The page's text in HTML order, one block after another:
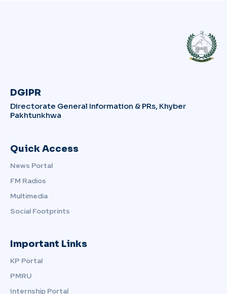
DGIPR
Directorate General Information & PRs, Khyber
Pakhtunkhwa
Quick Access
News Portal
FM Radios
Multimedia
Social Footprints
Important Links
KP Portal
PMRU
Internship Portal